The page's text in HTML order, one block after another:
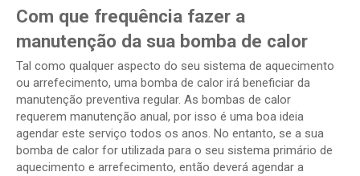
Com que frequência fazer a
manutenção da sua bomba de calor
Tal como qualquer aspecto do seu sistema de aquecimento
ou arrefecimento, uma bomba de calor irá beneficiar da
manutenção preventiva regular. As bombas de calor
requerem manutenção anual, por isso é uma boa ideia
agendar este serviço todos os anos. No entanto, se a sua
bomba de calor for utilizada para o seu sistema primário de
aquecimento e arrefecimento, então deverá agendar a